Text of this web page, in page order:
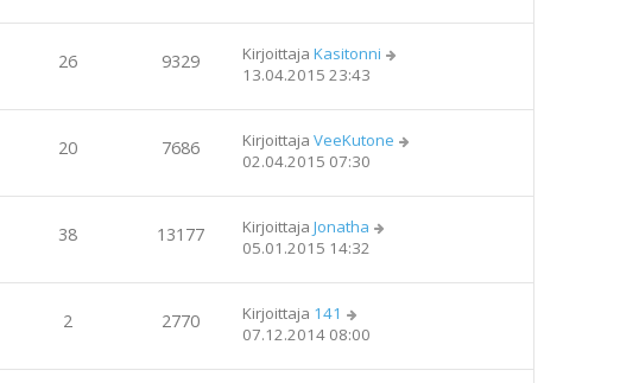
26 9329 Kirjoittaja Kasitonni
13.04.2015 23:43
20 7686 Kirjoittaja VeeKutone
02.04.2015 07:30
38 13177 Kirjoittaja Jonatha
05.01.2015 14:32
2 2770 Kirjoittaja 141
07.12.2014 08:00